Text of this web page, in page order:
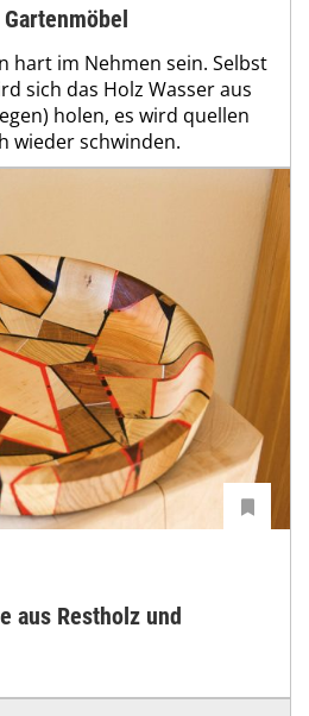
hart im Nehmen sein. Selbst
sich das Holz Wasser aus
holen, es wird quellen
wieder schwinden.
aus Restholz und